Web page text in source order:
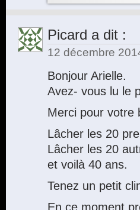
Picard a dit :
12 décembre
Bonjour Arielle.
Avez- vous lu le
Merci pour votre
Lâcher les 20
Lâcher les 20
et voilà 40 ans.
Tenez un petit
En ce moment